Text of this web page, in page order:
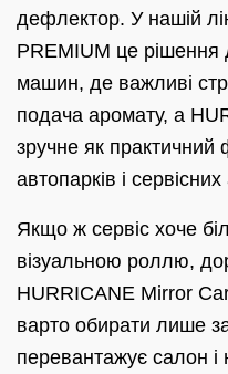
дефлектор. У нашій
PREMIUM це рішення
машин, де важливі
подача аромату, а
зручне як
автопарків і
Якщо ж сервіс хоче
візуальною роллю,
HURRICANE Mirror
варто обирати лише
перевантажує салон і